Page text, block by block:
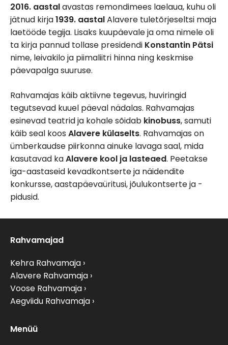
2016. aastalavastas remondimees laelaua, kuhu oli
jätnud kirja1939. aastalAlavere tuletõrjeseltsi maja
laetööde tegija. Lisaks kuupäevale ja oma nimele oli
ta kirja pannud tollase presidendi Konstantin Pätsi
nime, leivakilo ja piimaliitri hinna ning keskmise
päevapalga suuruse.
Rahvamajas käib aktiivne tegevus, huviringid
tegutsevad kuuel päeval nädalas. Rahvamajas
esinevad teatrid ja kohale sõidab kinobuss, samuti
käib seal koos Alavere külaselts. Rahvamajas on
ümberkaudse piirkonna ainuke lavaga saal, mida
kasutavad kaAlavere kool ja lasteaed. Peetakse
iga-aastaseid kevadkontserte ja näidendite
konkursse, aastapäevaüritusi, jõulukontserte ja -
pidusid.
Rahvamajad
Kehra Rahvamaja
Alavere Rahvamaja
Voose Rahvamaja
Aegviidu Rahvamaja
Menüü